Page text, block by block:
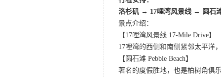
洛杉矶 → 17哩湾风景线 → 圆石
景点介绍：
【17哩湾风景线 17-Mile Drive】
17哩湾的西侧和南侧紧邻太平洋
【圆石滩 Pebble Beach】
著名的度假胜地，也是柏树角俱